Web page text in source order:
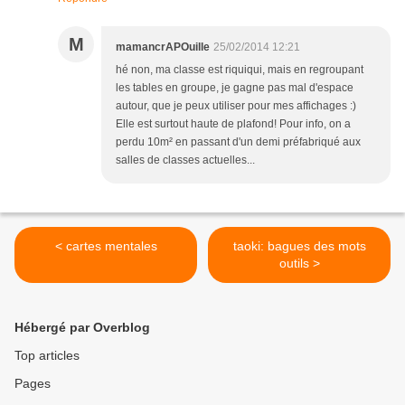
M mamancrAPOuille 25/02/2014 12:21
hé non, ma classe est riquiqui, mais en regroupant
les tables en groupe, je gagne pas mal d'espace
autour, que je peux utiliser pour mes affichages :)
Elle est surtout haute de plafond! Pour info, on a
perdu 10m² en passant d'un demi préfabriqué aux
salles de classes actuelles...
< cartes mentales
taoki: bagues des mots
outils >
Hébergé par Overblog
Top articles
Pages